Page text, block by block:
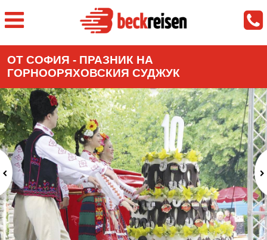
ОТ СОФИЯ - ПРАЗНИК НА
ГОРНООРЯХОВСКИЯ СУДЖУК